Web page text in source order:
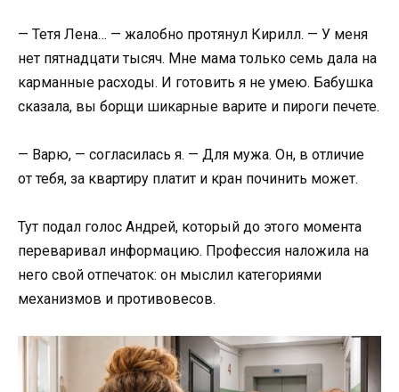
— Тетя Лена… — жалобно протянул Кирилл. — У меня
нет пятнадцати тысяч. Мне мама только семь дала на
карманные расходы. И готовить я не умею. Бабушка
сказала, вы борщи шикарные варите и пироги печете.
— Варю, — согласилась я. — Для мужа. Он, в отличие
от тебя, за квартиру платит и кран починить может.
Тут подал голос Андрей, который до этого момента
переваривал информацию. Профессия наложила на
него свой отпечаток: он мыслил категориями
механизмов и противовесов.